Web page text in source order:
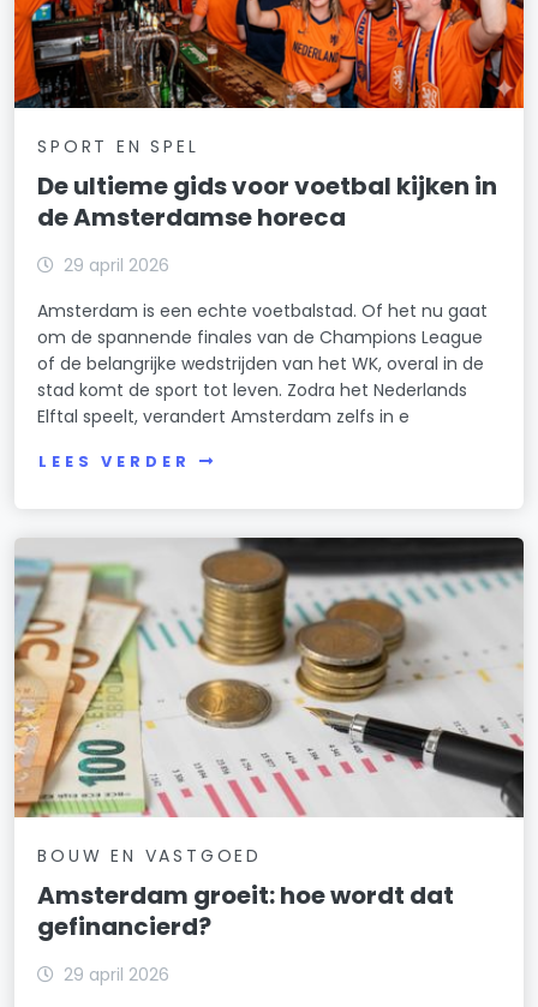
SPORT EN SPEL
De ultieme gids voor voetbal kijken in
de Amsterdamse horeca
29 april 2026
Amsterdam is een echte voetbalstad. Of het nu gaat
om de spannende finales van de Champions League
of de belangrijke wedstrijden van het WK, overal in de
stad komt de sport tot leven. Zodra het Nederlands
Elftal speelt, verandert Amsterdam zelfs in e
LEES VERDER
BOUW EN VASTGOED
Amsterdam groeit: hoe wordt dat
gefinancierd?
29 april 2026